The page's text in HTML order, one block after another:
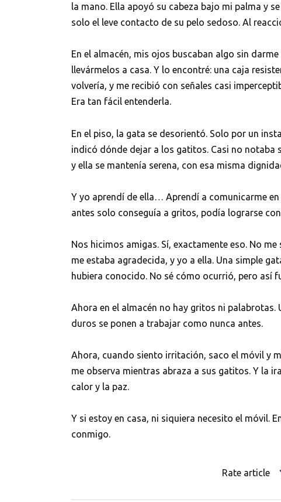
la mano. Ella apoyó su cabeza bajo mi palma y
solo el leve contacto de su pelo sedoso. Al
En el almacén, mis ojos buscaban algo sin
llevármelos a casa. Y lo encontré: una caja
volvería, y me recibió con señales casi
Era tan fácil entenderla.
En el piso, la gata se desorientó. Solo por un
indicó dónde dejar a los gatitos. Casi no notaba
y ella se mantenía serena, con esa misma
Y yo aprendí de ella… Aprendí a comunicarme
antes solo conseguía a gritos, podía lograrse
Nos hicimos amigas. Sí, exactamente eso. No
me estaba agradecida, y yo a ella. Una simple
hubiera conocido. No sé cómo ocurrió, pero así
Ahora en el almacén no hay gritos ni
duros se ponen a trabajar como nunca antes.
Ahora, cuando siento irritación, saco el móvil y
me observa mientras abraza a sus gatitos. Y la
calor y la paz.
Y si estoy en casa, ni siquiera necesito el móvil.
conmigo.
Rate article